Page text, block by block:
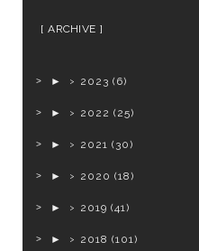
ARCHIVE
► 2023 (6)
► 2022 (25)
► 2021 (30)
► 2020 (18)
► 2019 (41)
► 2018 (101)